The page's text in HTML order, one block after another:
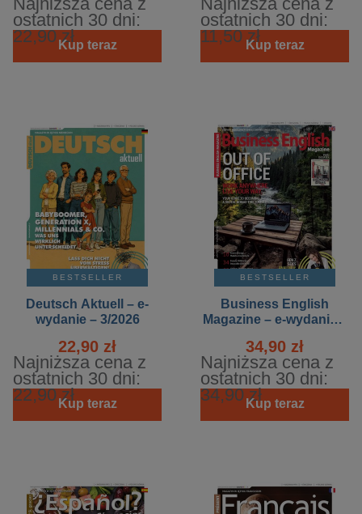
ostatnich 30 dni:
22,90 złKup teraz
ostatnich 30 dni:
11,50 złKup teraz
BESTSELLER
Deutsch Aktuell – e-
wydanie – 3/2026
22,90 zł
Najniższa cena z
ostatnich 30 dni:
22,90 złKup teraz
BESTSELLER
Business English
Magazine – e-wydanie –
34,90 zł
Najniższa cena z
ostatnich 30 dni:
34,90 złKup teraz